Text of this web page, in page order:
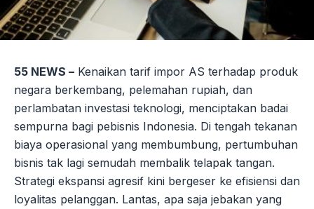
55 NEWS – Kenaikan tarif impor AS terhadap produk
negara berkembang, pelemahan rupiah, dan
perlambatan investasi teknologi, menciptakan badai
sempurna bagi pebisnis Indonesia. Di tengah tekanan
biaya operasional yang membumbung, pertumbuhan
bisnis tak lagi semudah membalik telapak tangan.
Strategi ekspansi agresif kini bergeser ke efisiensi dan
loyalitas pelanggan. Lantas, apa saja jebakan yang